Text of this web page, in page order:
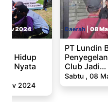
Nov 2024
Hidup
Nyata
Nov 2024
Daerah 08
PT Lundin
Club Jadi…
Sabtu , 08